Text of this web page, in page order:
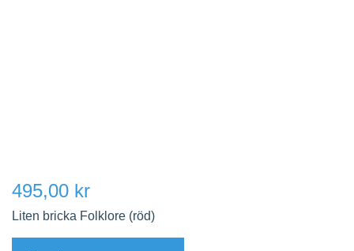
495,00 kr
Liten bricka Folklore (röd)